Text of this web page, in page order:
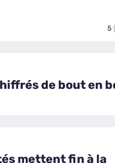
5
de bout en
mettent fin à la